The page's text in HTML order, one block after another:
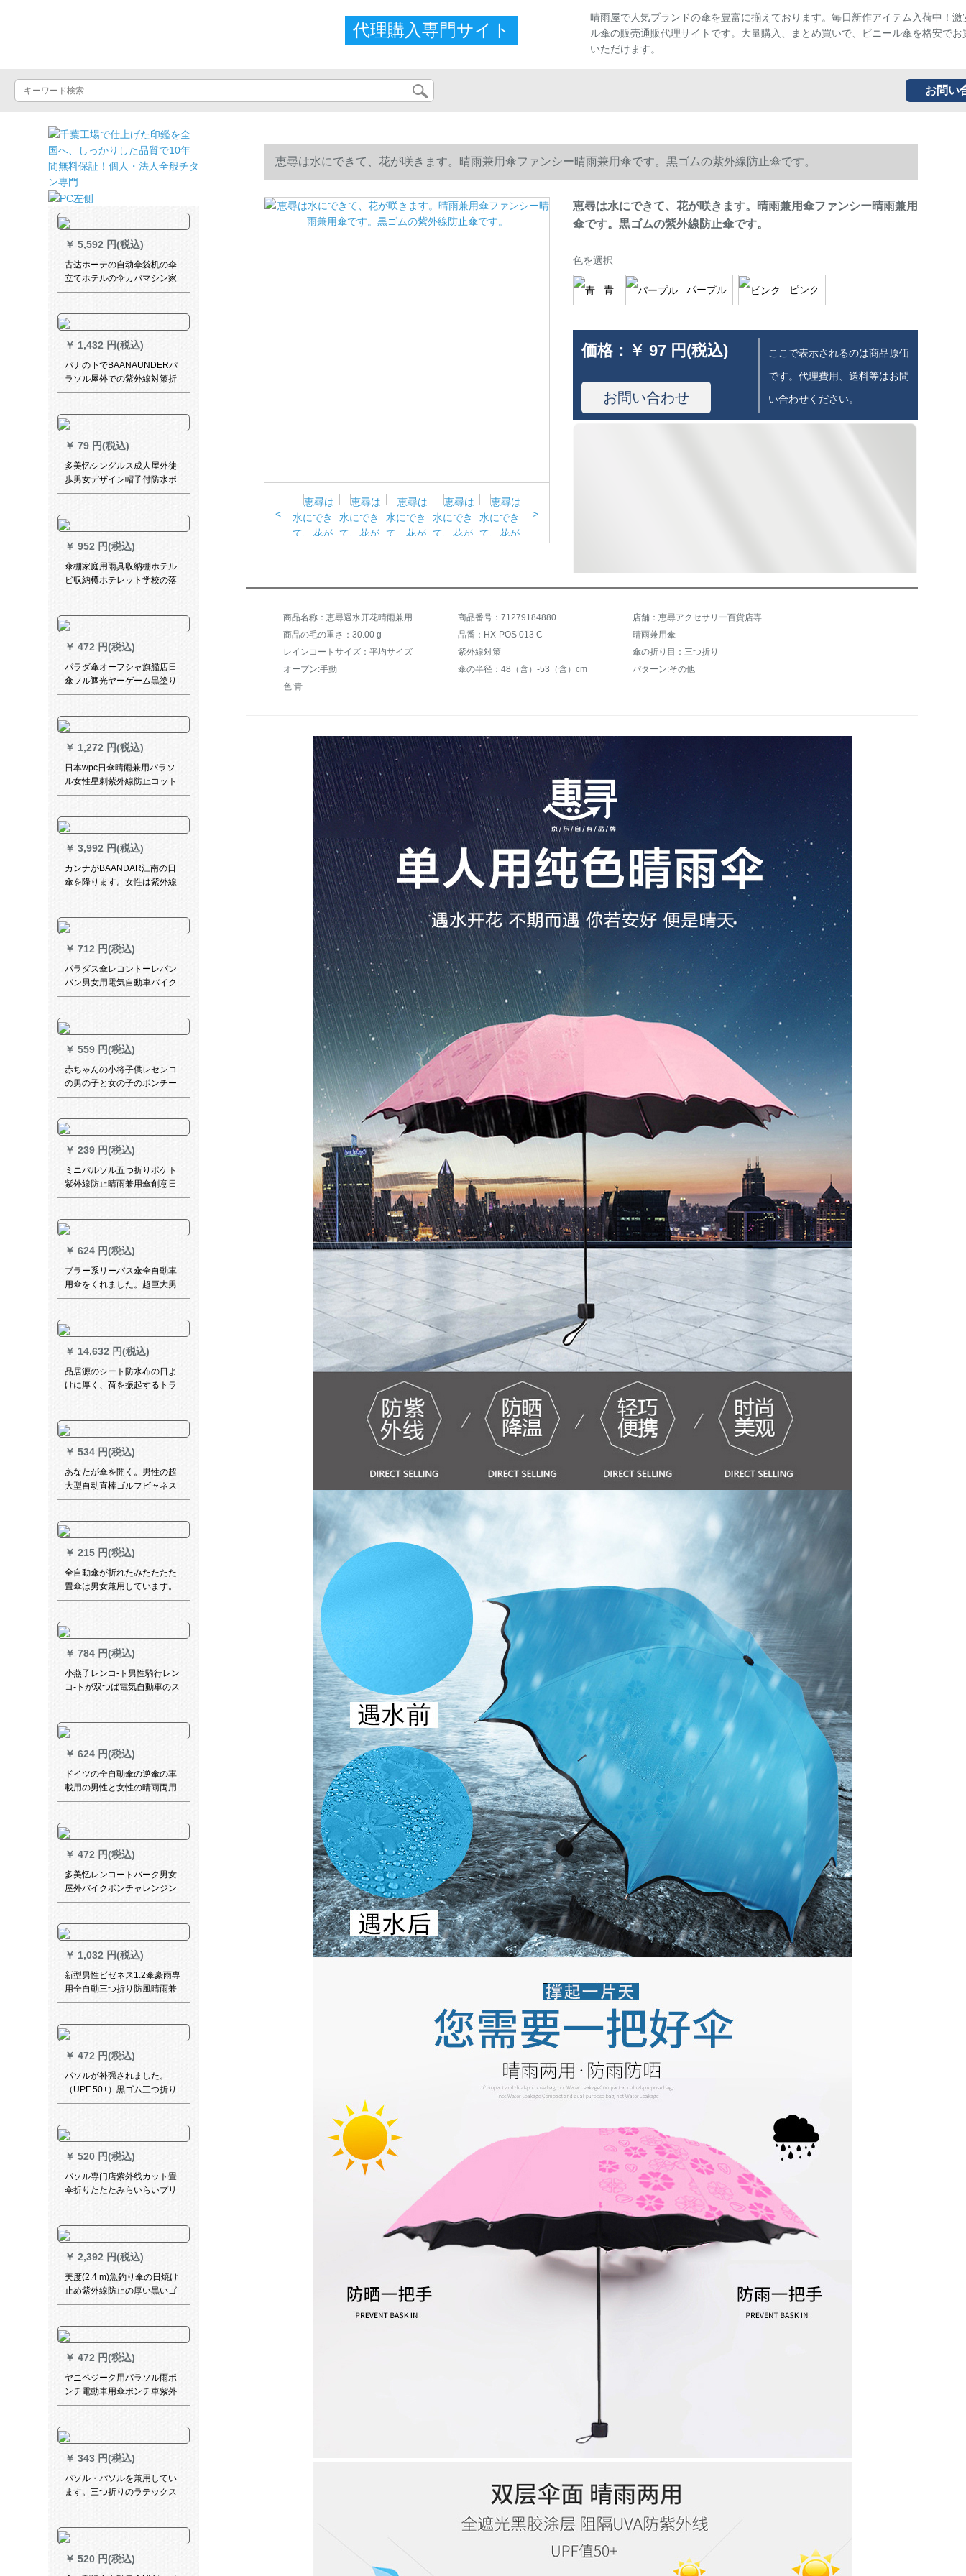
代理購入専門サイト
晴雨屋で人気ブランドの傘を豊富に揃えております。毎日新作アイテム入荷中！激
ル傘の販売通販代理サイトです。大量購入、まとめ買いで、ビニール傘を格安でお
いただけます。
お問い
￥ 5,592 円(税込)
古达ホーテの自动伞袋机の伞
立てホテルの伞カバマシン家
庭用伞カバマシンはLOGOカ
ング420*260*760 MMを印刷
します。
￥ 1,432 円(税込)
パナの下でBAANAUNDERパ
ラソル屋外での紫外線対策折
られたみ傘晴雨兼用ミニラト
￥ 79 円(税込)
多美忆シングルス成人屋外徒
歩男女デザイン帽子付防水ポ
ンチーア透明フュージョン
￥ 952 円(税込)
傘棚家庭用雨具収納棚ホテル
ビ収納樽ホテレット学校の落
着式傘立て折りたたみ畳傘収
黒【21ホール24フル】
￥ 472 円(税込)
パラダ傘オーフシャ旗艦店日
傘フル遮光ヤーゲーム黒塗り
の日よけ傘小ぶり折りたたた
50 cm*6 k
￥ 1,272 円(税込)
日本wpc日傘晴雨兼用パラソ
ル女性星刺紫外線防止コット
ン携帯帯ピンク-小さな星レ-ス
￥ 3,992 円(税込)
カンナがBAANDAR江南の日
傘を降ります。女性は紫外線
防止傘、パラソル、晴雨兼用
す。四季の色彩があります。
￥ 712 円(税込)
パラダス傘レコントーレパン
パン男女用電気自動車バイク
レースレース2 A特蔵青XLコ
￥ 559 円(税込)
赤ちゃんの小将子供レセンコ
の男の子と女の子のポンチー
を持つ防水小学生の薄いぺら
ストのメガネ猫Mセイズ
￥ 239 円(税込)
ミニパルソル五つ折りポケト
紫外線防止晴雨兼用傘創意日
傘学生〓折りたたみ傘男女兼
ダー骨折り畳傘です。
￥ 624 円(税込)
ブラー系リーバス傘全自動車
用傘をくれました。超巨大男
女創意ドビビズ晴雨両用スタ
￥ 14,632 円(税込)
品居源のシート防水布の日よ
けに厚く、荷を振起するトラ
ックの高柵の日よけ屋外の古
布10*8 m G 02651
￥ 534 円(税込)
あなたが傘を開く。男性の超
大型自动直棒ゴルフビャネス
迎賓大傘长柄自动车用伞女性
（伞を开けます。1.3 m、2-3
人です。）
￥ 215 円(税込)
全自動傘が折れたみたたたた
畳傘は男女兼用しています。
学生アイデアの日傘直柄10骨
￥ 784 円(税込)
小燕子レンコ-ト男性騎行レン
コ-トが双つば電気自動車のス
ク-タレンコ-トレンパ-トリン
ンコの分離体を大きしめて、
ライダ-テックス(ブラックアウ
ト)
￥ 624 円(税込)
ドイツの全自動傘の逆傘の車
載用の男性と女性の晴雨両用
折り畳傘の自動傘は反射力を
￥ 472 円(税込)
多美忆レンコートバーク男女
屋外バイクポンチャレンジン
グセンター大帽子のファン児
￥ 1,032 円(税込)
新型男性ビゼネス1.2傘豪雨専
用全自動三つ折り防風晴雨兼
用傘ブラック
￥ 472 円(税込)
パソルが补强されました。
（UPF 50+）黒ゴム三つ折り
晴雨ビネス傘3311 Eレベルア
￥ 520 円(税込)
パソル専门店紫外线カット畳
伞折りたたたみらいらいプリ
ント晴雨兼用パラソル2用UPS
量スーパー日烧け止めベルジ
ップ版紫
￥ 2,392 円(税込)
美度(2.4 m)魚釣り傘の日焼け
止め紫外線防止の厚い黒いゴ
ムの屋外日傘は二重防風を強
305黒をなすなすなすこと。
￥ 472 円(税込)
ヤニペジーク用パラソル雨ポ
ンチ電動車用傘ポンチ車紫外
線対策傘晴雨兼用傘標準黒ゴ
180 cm
￥ 343 円(税込)
パソル・パソルを兼用してい
ます。三つ折りのラテックス
日烧け止め紫外线対策の伞で
￥ 520 円(税込)
恵尋は水にできて、花が咲きます。晴雨兼用傘ファンシー晴雨兼用傘です。黒ゴムの紫外線防止傘です。
< >
恵尋は水にできて、花が咲きます。晴雨兼用傘ファンシー晴雨兼用
傘です。黒ゴムの紫外線防止傘です。
色を選択
青 パープル ピンク
価格： ￥ 97 円(税込)
お問い合わせ
ここで表示されるのは商品原価
です。代理費用、送料等はお問
い合わせください。
商品名称：恵尋遇水开花晴雨兼用傘ファッション晴雨兼用傘黒ジェルUVカット傘 商品番号：71279184880
店舗：恵尋アクセサリー百貨店専門店
商品の毛の重さ：30.00 g
品番：HX-POS 013 C
晴雨兼用傘
レインコートサイズ：平均サイズ
紫外線対策
傘の折り目：三つ折り
オープン:手動
傘の半径：48（含）-53（含）cm
パターン:その他
色:青